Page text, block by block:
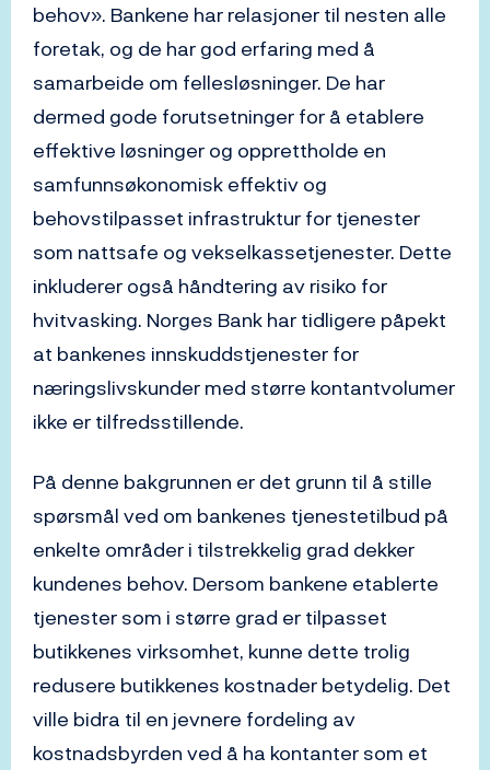
behov». Bankene har relasjoner til nesten alle
foretak, og de har god erfaring med å
samarbeide om fellesløsninger. De har
dermed gode forutsetninger for å etablere
effektive løsninger og opprettholde en
samfunnsøkonomisk effektiv og
behovstilpasset infrastruktur for tjenester
som nattsafe og vekselkassetjenester. Dette
inkluderer også håndtering av risiko for
hvitvasking. Norges Bank har tidligere påpekt
at bankenes innskuddstjenester for
næringslivskunder med større kontantvolumer
ikke er tilfredsstillende.
På denne bakgrunnen er det grunn til å stille
spørsmål ved om bankenes tjenestetilbud på
enkelte områder i tilstrekkelig grad dekker
kundenes behov. Dersom bankene etablerte
tjenester som i større grad er tilpasset
butikkenes virksomhet, kunne dette trolig
redusere butikkenes kostnader betydelig. Det
ville bidra til en jevnere fordeling av
kostnadsbyrden ved å ha kontanter som et